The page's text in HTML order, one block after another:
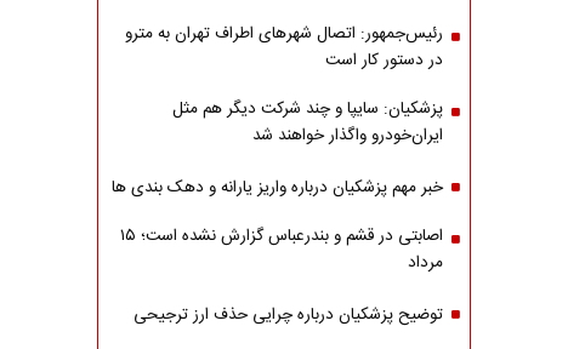
رئیس‌جمهور: اتصال شهرهای اطراف تهران به مترو
در دستور کار است
پزشکیان: سایپا و چند شرکت دیگر هم مثل
ایران‌خودرو واگذار خواهند شد
خبر مهم پزشکیان درباره واریز یارانه و دهک بندی ها
اصابتی در قشم و بندرعباس گزارش نشده است؛ ۱۵
مرداد
توضیح پزشکیان درباره چرایی حذف ارز ترجیحی